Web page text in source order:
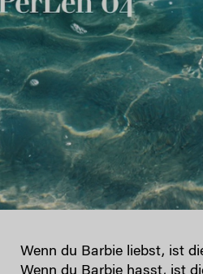
Wenn du Barbie liebst, ist